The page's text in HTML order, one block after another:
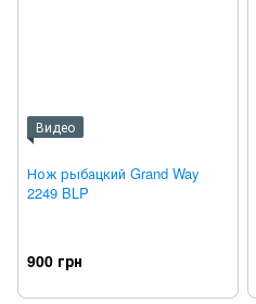
Видео
Нож рыбацкий Grand Way
2249 BLP
900 грн